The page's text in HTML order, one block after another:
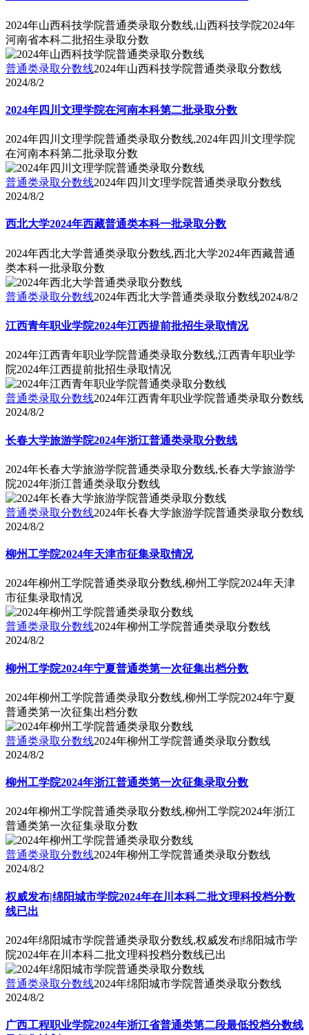
2024年山西科技学院普通类录取分数线,山西科技学院2024年
河南省本科二批招生录取分数
普通类录取分数线2024年山西科技学院普通类录取分数线
2024/8/2
2024年四川文理学院在河南本科第二批录取分数
2024年四川文理学院普通类录取分数线,2024年四川文理学院
在河南本科第二批录取分数
普通类录取分数线2024年四川文理学院普通类录取分数线
2024/8/2
西北大学2024年西藏普通类本科一批录取分数
2024年西北大学普通类录取分数线,西北大学2024年西藏普通
类本科一批录取分数
普通类录取分数线2024年西北大学普通类录取分数线2024/8/2
江西青年职业学院2024年江西提前批招生录取情况
2024年江西青年职业学院普通类录取分数线,江西青年职业学
院2024年江西提前批招生录取情况
普通类录取分数线2024年江西青年职业学院普通类录取分数线
2024/8/2
长春大学旅游学院2024年浙江普通类录取分数线
2024年长春大学旅游学院普通类录取分数线,长春大学旅游学
院2024年浙江普通类录取分数线
普通类录取分数线2024年长春大学旅游学院普通类录取分数线
2024/8/2
柳州工学院2024年天津市征集录取情况
2024年柳州工学院普通类录取分数线,柳州工学院2024年天津
市征集录取情况
普通类录取分数线2024年柳州工学院普通类录取分数线
2024/8/2
柳州工学院2024年宁夏普通类第一次征集出档分数
2024年柳州工学院普通类录取分数线,柳州工学院2024年宁夏
普通类第一次征集出档分数
普通类录取分数线2024年柳州工学院普通类录取分数线
2024/8/2
柳州工学院2024年浙江普通类第一次征集录取分数
2024年柳州工学院普通类录取分数线,柳州工学院2024年浙江
普通类第一次征集录取分数
普通类录取分数线2024年柳州工学院普通类录取分数线
2024/8/2
权威发布|绵阳城市学院2024年在川本科二批文理科投档分数
线已出
2024年绵阳城市学院普通类录取分数线,权威发布|绵阳城市学
院2024年在川本科二批文理科投档分数线已出
普通类录取分数线2024年绵阳城市学院普通类录取分数线
2024/8/2
广西工程职业学院2024年浙江省普通类第二段最低投档分数线